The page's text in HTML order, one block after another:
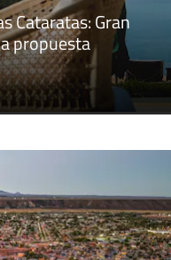
Cataratas: Gran
propuesta